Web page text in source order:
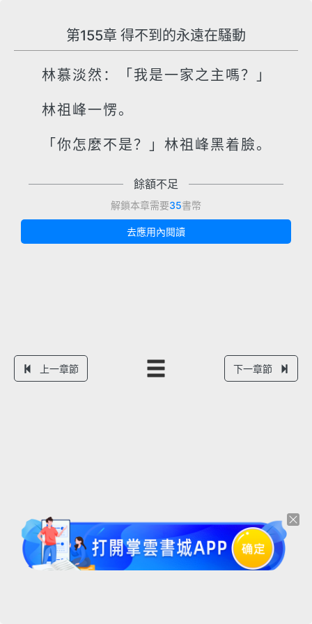
第155章 得不到的永遠在騷動
林慕淡然：「我是一家之主嗎？」
林祖峰一愣。
「你怎麼不是？」林祖峰黑着臉。
餘額不足
解鎖本章需要35書幣
去應用內閱讀
上一章節 下一章節